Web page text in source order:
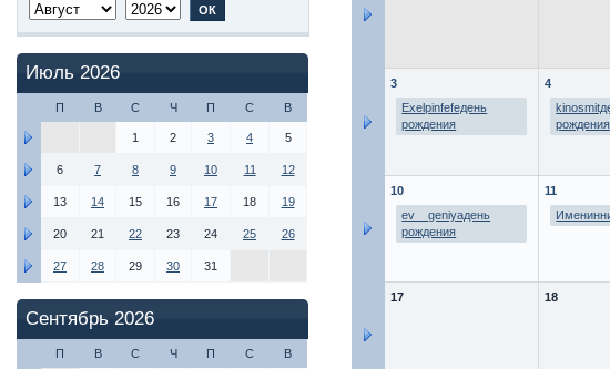
3
Exelpinfefeдень
рождения
4
рождения
10
ev__geniyaдень
рождения
11
17 18
Июль 2026
П В С Ч П С В
1 2 3 4 5
6 7 8 9 10 11 12
13 14 15 16 17 18 19
20 21 22 23 24 25 26
27 28 29 30 31
Сентябрь 2026
П В С Ч П С В